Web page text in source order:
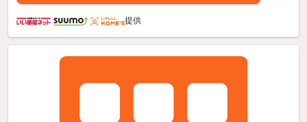
提供